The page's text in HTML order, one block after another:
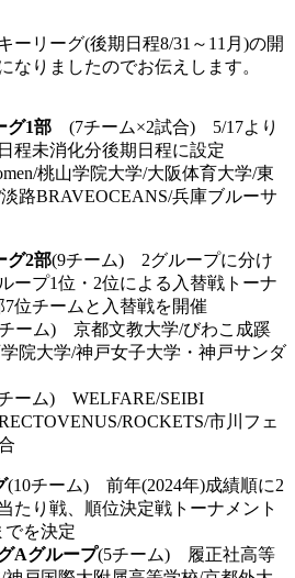
ーリーグ(後期日程8/31～11月)の開
なりましたのでお伝えします。
グ1部 (7チーム×2試合) 5/17より
程未消化分後期日程に設定
桃山学院大学/大阪体育大学/東
路BRAVEOCEANS/兵庫ブルーサ
グ2部(9チーム) 2グループに分け
ープ1位・2位による入替戦トーナ
7位チームと入替戦を開催
ーム) 京都文教大学/びわこ成蹊
院大学/神戸女子大学・神戸サンダ
ーム) WELFARE/SEIBI
ROCKETS/市川フェ
(10チーム) 前年(2024年)成績順に2
たり戦、順位決定戦トーナメント
でを決定
Aグループ(5チーム) 履正社高等